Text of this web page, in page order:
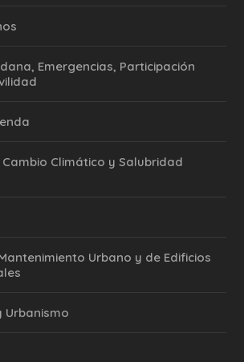
Emergencias, Participación
Climático y Salubridad
Urbano y de Edificios